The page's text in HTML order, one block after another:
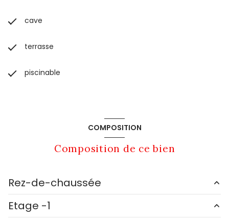
cave
terrasse
piscinable
COMPOSITION
Composition de ce bien
Rez-de-chaussée
chambre
Etage -1